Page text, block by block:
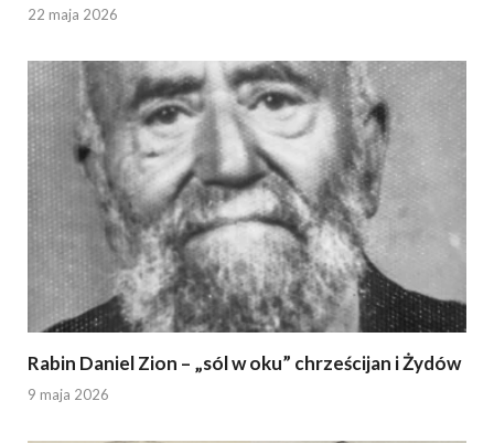
22 maja 2026
Rabin Daniel Zion – „sól w oku” chrześcijan i Żydów
9 maja 2026